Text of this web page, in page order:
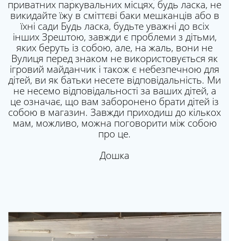
приватних паркувальних місцях, будь ласка, не
викидайте їжу в сміттєві баки мешканців або в
їхні сади Будь ласка, будьте уважні до всіх
інших Зрештою, завжди є проблеми з дітьми,
яких беруть із собою, але, на жаль, вони не
Вулиця перед знаком не використовується як
ігровий майданчик і також є небезпечною для
дітей, ви як батьки несете відповідальність. Ми
не несемо відповідальності за ваших дітей, а
це означає, що вам заборонено брати дітей із
собою в магазин. Завжди приходиш до кількох
мам, можливо, можна поговорити між собою
про це.
Дошка